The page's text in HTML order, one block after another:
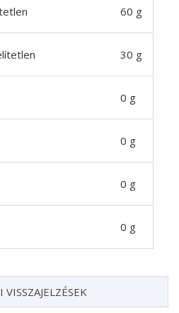
60 g
30 g
0 g
0 g
0 g
0 g
VISSZAJELZÉSEK